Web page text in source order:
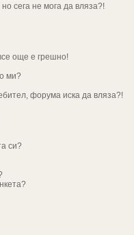
сега не мога да вляза?!
още е грешно!
ми?
форума иска да вляза?!
си?